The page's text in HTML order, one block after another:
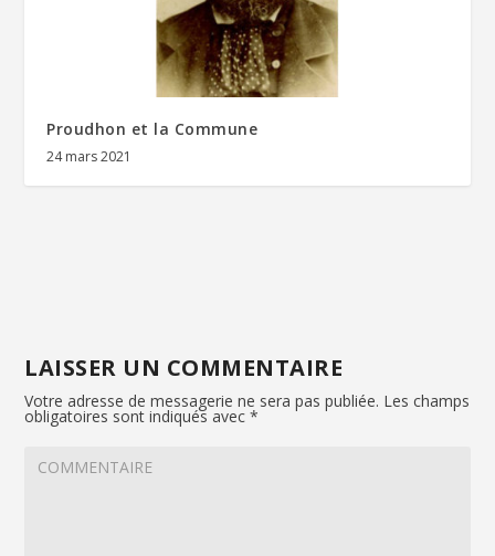
Proudhon et la Commune
24 mars 2021
LAISSER UN COMMENTAIRE
Votre adresse de messagerie ne sera pas publiée. Les champs
obligatoires sont indiqués avec*